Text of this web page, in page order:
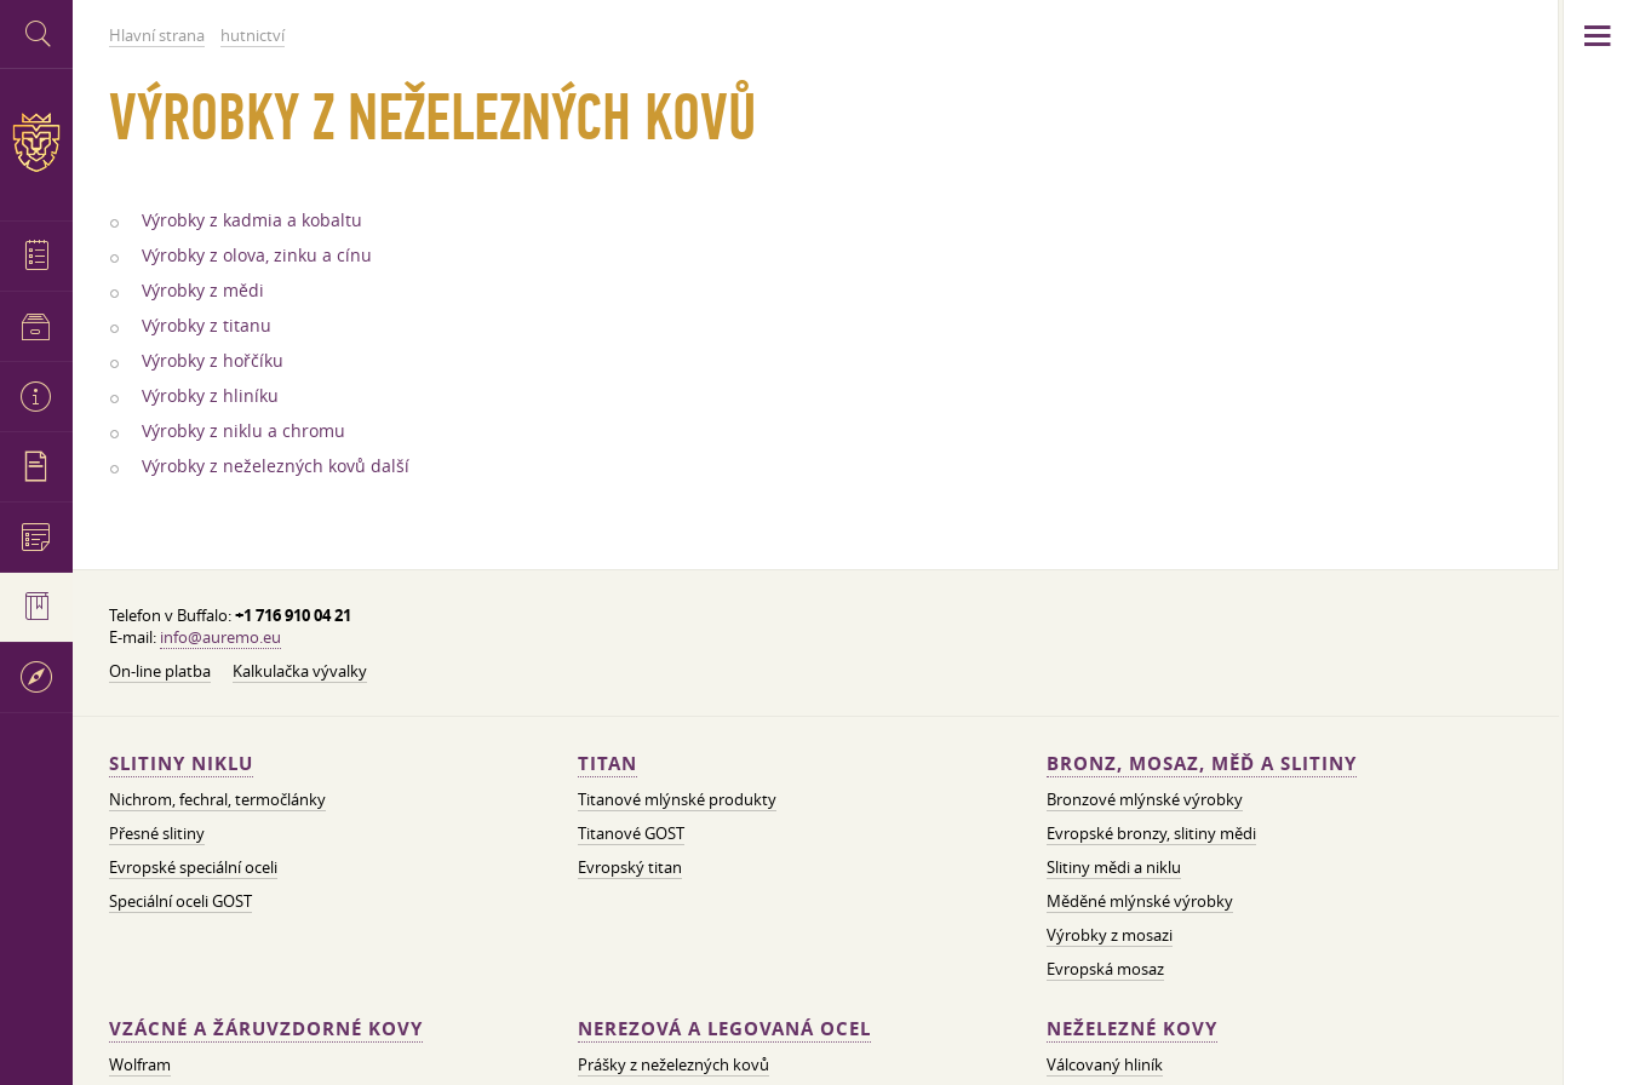
Hlavní strana hutnictví
VÝROBKY Z NEŽELEZNÝCH KOVŮ
Výrobky z kadmia a kobaltu
Výrobky z olova, zinku a cínu
Výrobky z mědi
Výrobky z titanu
Výrobky z hořčíku
Výrobky z hliníku
Výrobky z niklu a chromu
Výrobky z neželezných kovů další
Telefon v Buffalo:+1 716 910 04 21
E-mail: info@auremo.eu
On-line platba
Kalkulačka vývalky
SLITINY NIKLU
Nichrom, fechral, termočlánky
Přesné slitiny
Evropské speciální oceli
Speciální oceli GOST
TITAN
Titanové mlýnské produkty
Titanové GOST
Evropský titan
BRONZ, MOSAZ, MĚĎ A SLITINY
Bronzové mlýnské výrobky
Evropské bronzy, slitiny mědi
Slitiny mědi a niklu
Měděné mlýnské výrobky
Výrobky z mosazi
Evropská mosaz
VZÁCNÉ A ŽÁRUVZDORNÉ KOVY
Wolfram
NEREZOVÁ A LEGOVANÁ OCEL
Prášky z neželezných kovů
NEŽELEZNÉ KOVY
Válcovaný hliník